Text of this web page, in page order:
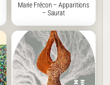
Marie Frécon – Apparitions
– Saurat